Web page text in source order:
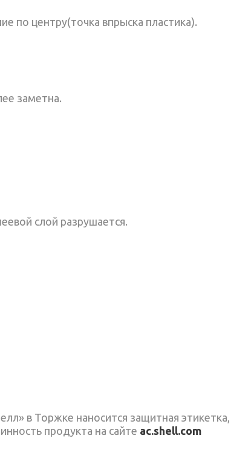
по центру(точка впрыска пластика).
заметна.
слой разрушается.
в Торжке наносится защитная этикетка,
продукта на сайте ac.shell.com